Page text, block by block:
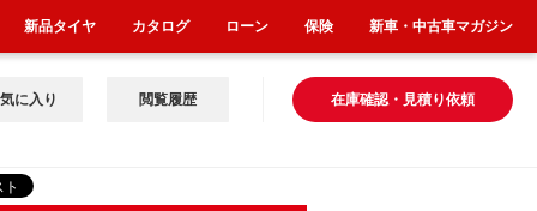
在庫確認・見積り依頼
に入り 閲覧履歴
新品タイヤ カタログ ローン 保険 新車・中古車マガジン